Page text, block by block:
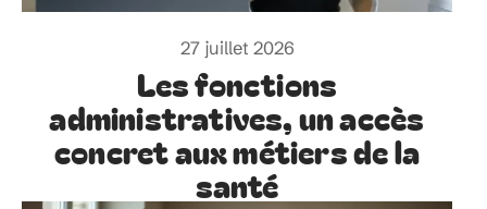
27 juillet 2026
Les fonctions
administratives, un accès
concret aux métiers de la
santé